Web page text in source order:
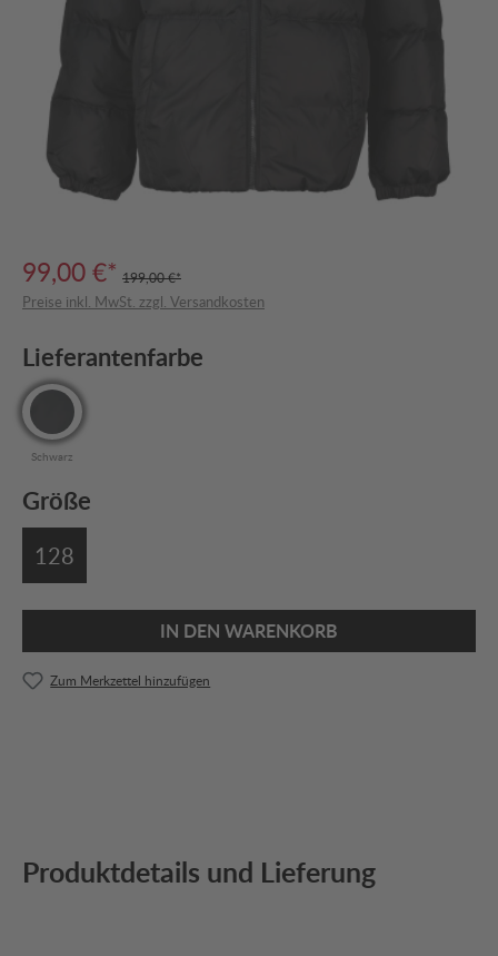
99,00 €* 199,00 €*
Preise inkl. MwSt. zzgl. Versandkosten
Lieferantenfarbe
Schwarz
Größe
128
IN DEN WARENKORB
Zum Merkzettel hinzufügen
Produktdetails und Lieferung